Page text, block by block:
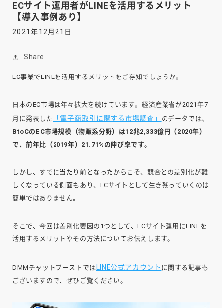
ECサイト運用者がLINEを活用するメリット
【導入事例あり】
2021年12月21日
Share
EC事業でLINEを活用するメリットをご存知でしょうか。
日本のEC市場は年々拡大を続けています。経済産業省が2021年7
月に発表した
「電子商取引に関する市場調査」
のデータでは、
BtoCのEC市場規模（物販系分野）は12兆2,333億円（2020年）
で、前年比（2019年）21.71%の伸び率です。
しかし、すでに当たり前となったからこそ、競合との差別化が難
しくなっている側面もあり、ECサイトとして生き残っていくのは
簡単ではありません。
そこで、今回は差別化要因の1つとして、ECサイト運用にLINEを
活用するメリットやその方法についてお伝えします。
DMMチャットブーストでは LINE公式アカウント に関する記事も
ございますので、ぜひご覧ください。